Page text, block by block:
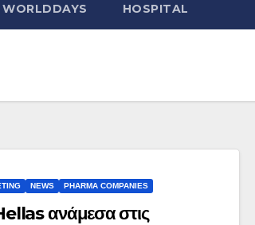
WORLDDAYS HOSPITAL
NEWS PHARMA COMPANIES
ανάμεσα στις